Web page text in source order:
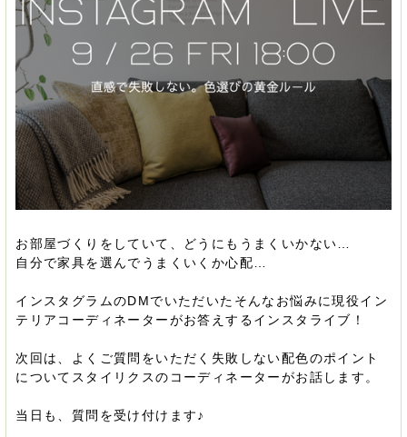
お部屋づくりをしていて、どうにもうまくいかない…
自分で家具を選んでうまくいくか心配…
インスタグラムのDMでいただいたそんなお悩みに現役イン
テリアコーディネーターがお答えするインスタライブ！
次回は、よくご質問をいただく失敗しない配色のポイント
についてスタイリクスのコーディネーターがお話します。
当日も、質問を受け付けます♪